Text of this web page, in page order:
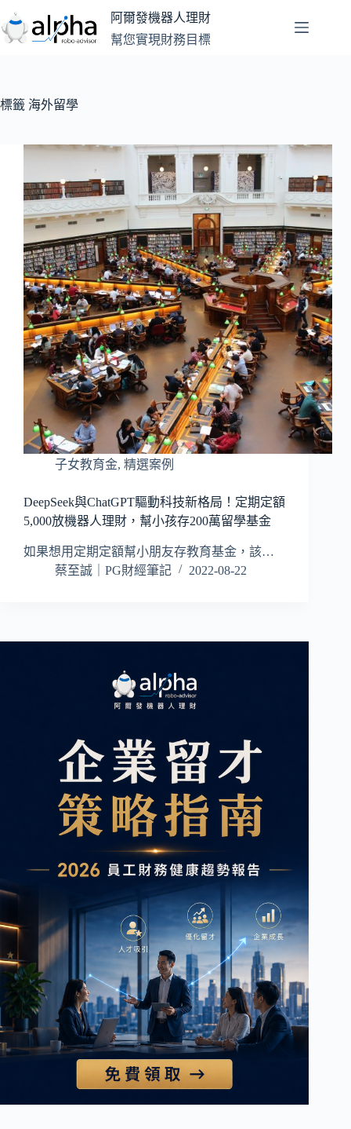
至
主
容
阿爾發機器人理財
幫您實現財務目標
標籤 海外留學
子女教育金, 精選案例
DeepSeek與ChatGPT驅動科技新格局！定期定額
5,000放機器人理財，幫小孩存200萬留學基金
如果想用定期定額幫小朋友存教育基金，該…
蔡至誠｜PG財經筆記
2022-08-22